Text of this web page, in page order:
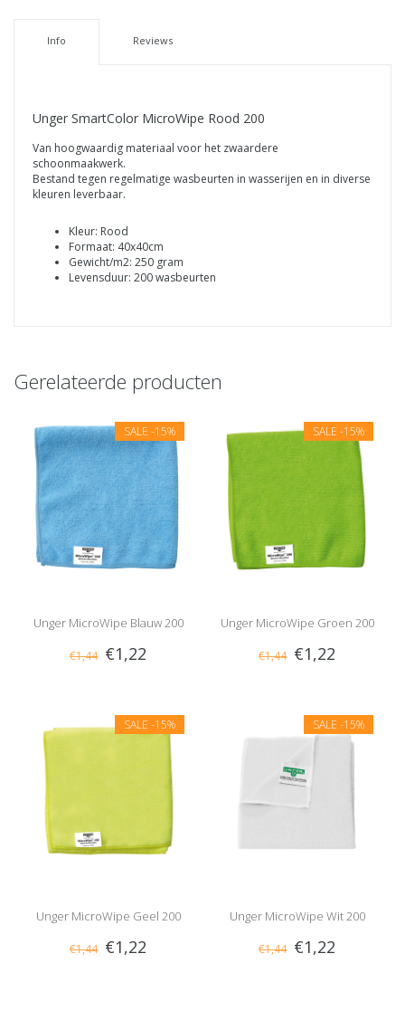
Info Reviews
Unger SmartColor MicroWipe Rood 200
Van hoogwaardig materiaal voor het zwaardere
schoonmaakwerk.
Bestand tegen regelmatige wasbeurten in wasserijen en in diverse
kleuren leverbaar.
Kleur: Rood
Formaat: 40x40cm
Gewicht/m2: 250 gram
Levensduur: 200 wasbeurten
Gerelateerde producten
SALE -15%
Unger MicroWipe Blauw 200
€1,44 €1,22
SALE -15%
Unger MicroWipe Groen 200
€1,44 €1,22
SALE -15%
Unger MicroWipe Geel 200
€1,44 €1,22
SALE -15%
Unger MicroWipe Wit 200
€1,44 €1,22